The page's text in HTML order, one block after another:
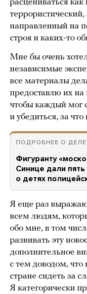
расцениваться как
террористический,
направленный на
строя и каких-то
Мне бы очень
независимые
все материалы
предоставлю их на
чтобы каждый мог
и убедиться, за
ПОДРОБНЕЕ О
Фигуранту
Синице дали
о детях
Я еще раз
всем людям,
обо мне, в том
развивать эту
дополнительное
с тем доводом,
стране сидеть за
Я категорически